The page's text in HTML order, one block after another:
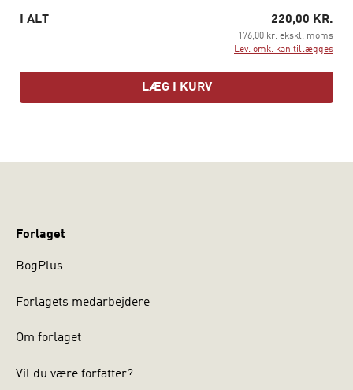
I ALT 220,00 KR.
176,00 kr. ekskl. moms
Lev. omk. kan tillægges
LÆG I KURV
Forlaget
BogPlus
Forlagets medarbejdere
Om forlaget
Vil du være forfatter?